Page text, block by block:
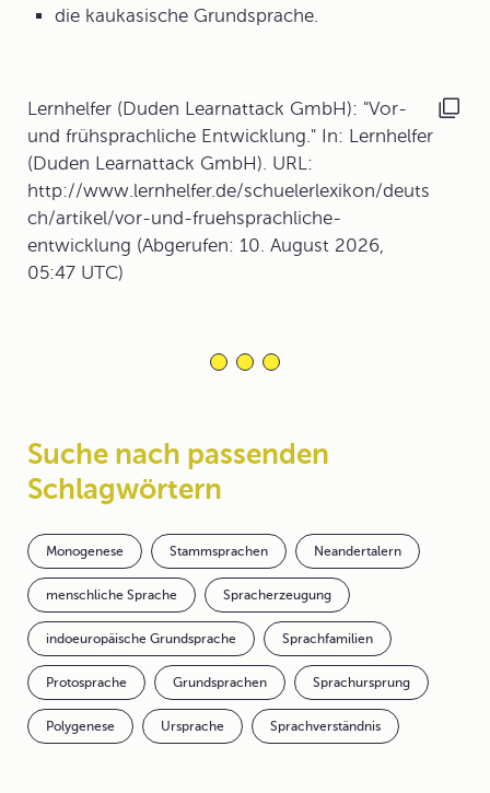
die kaukasische Grundsprache.
Lernhelfer (Duden Learnattack GmbH): "Vor-
und frühsprachliche Entwicklung." In: Lernhelfer
(Duden Learnattack GmbH). URL:
http://www.lernhelfer.de/schuelerlexikon/deuts
ch/artikel/vor-und-fruehsprachliche-
entwicklung (Abgerufen: 10. August 2026,
05:47 UTC)
Suche nach passenden
Schlagwörtern
Monogenese Stammsprachen Neandertalern
menschliche Sprache Spracherzeugung
indoeuropäische Grundsprache Sprachfamilien
Protosprache Grundsprachen Sprachursprung
Polygenese Ursprache Sprachverständnis